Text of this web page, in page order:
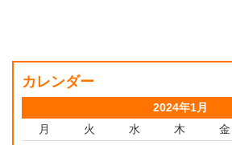
カレンダー
2024年1月
月
火 水 木 金